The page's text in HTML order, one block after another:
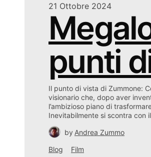
21 Ottobre 2024
punti
Il punto di vista di Zummone:
visionario che, dopo aver
l’ambizioso piano di
Inevitabilmente si scontra con
by Andrea Zummo
Blog
Film